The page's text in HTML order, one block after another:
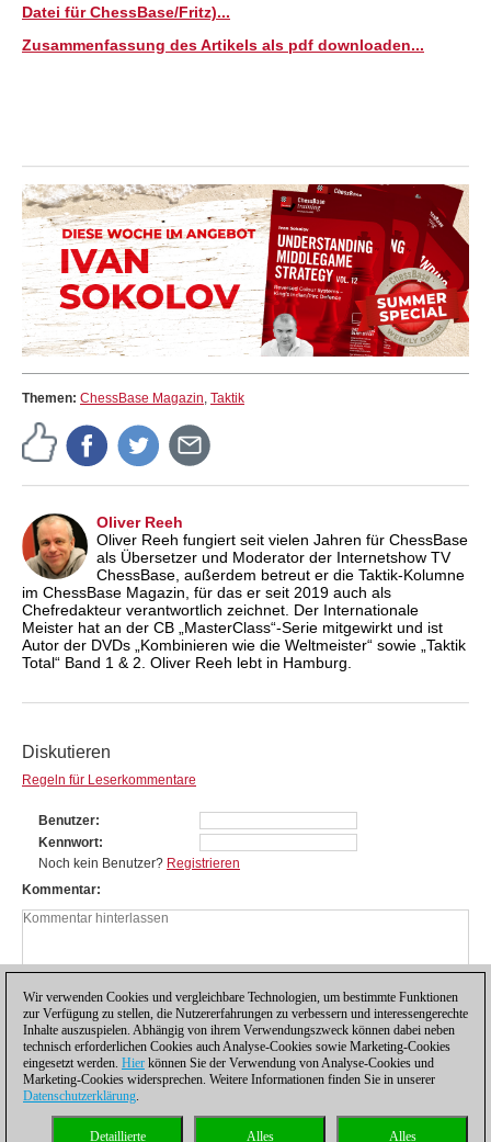
Datei für ChessBase/Fritz)...
Zusammenfassung des Artikels als pdf downloaden...
Themen: ChessBase Magazin, Taktik
Oliver Reeh
Oliver Reeh fungiert seit vielen Jahren für ChessBase
als Übersetzer und Moderator der Internetshow TV
ChessBase, außerdem betreut er die Taktik-Kolumne
im ChessBase Magazin, für das er seit 2019 auch als
Chefredakteur verantwortlich zeichnet. Der Internationale
Meister hat an der CB „MasterClass“-Serie mitgewirkt und ist
Autor der DVDs „Kombinieren wie die Weltmeister“ sowie „Taktik
Total“ Band 1 & 2. Oliver Reeh lebt in Hamburg.
Diskutieren
Regeln für Leserkommentare
Benutzer
Kennwort
Noch kein Benutzer? Registrieren
Kommentar
Datenschutzhinweis| Kontakt| |Lizenzen
Wir verwenden Cookies und vergleichbare Technologien, um bestimmte Funktionen
zur Verfügung zu stellen, die Nutzererfahrungen zu verbessern und interessengerechte
Inhalte auszuspielen. Abhängig von ihrem Verwendungszweck können dabei neben
technisch erforderlichen Cookies auch Analyse-Cookies sowie Marketing-Cookies
eingesetzt werden. Hier können Sie der Verwendung von Analyse-Cookies und
Marketing-Cookies widersprechen. Weitere Informationen finden Sie in unserer
Datenschutzerklärung.
Alles
Alles
Detaillierte